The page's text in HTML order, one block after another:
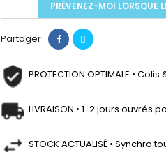
PRÉVENEZ-MOI LORSQUE
Partager
PROTECTION OPTIMALE •
LIVRAISON • 1-2 jours ouvrés
STOCK ACTUALISÉ • Synchro